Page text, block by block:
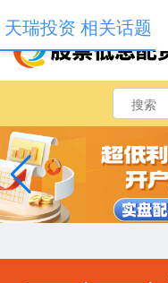
天瑞投资 相关话题